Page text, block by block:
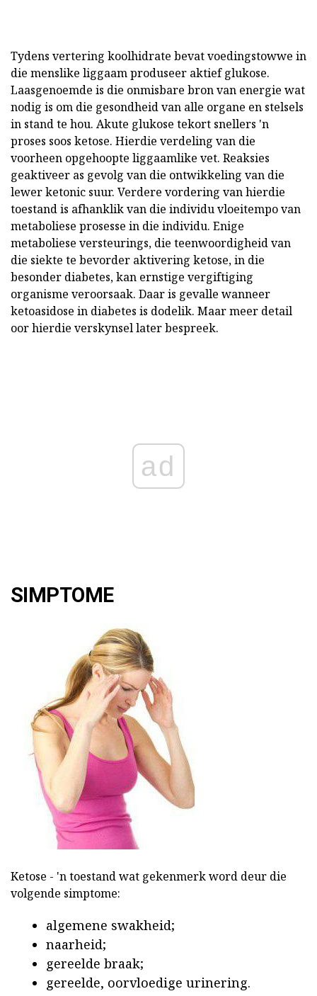
Tydens vertering koolhidrate bevat voedingstowwe in
die menslike liggaam produseer aktief glukose.
Laasgenoemde is die onmisbare bron van energie wat
nodig is om die gesondheid van alle organe en stelsels
in stand te hou. Akute glukose tekort snellers 'n
proses soos ketose. Hierdie verdeling van die
voorheen opgehoopte liggaamlike vet. Reaksies
geaktiveer as gevolg van die ontwikkeling van die
lewer ketonic suur. Verdere vordering van hierdie
toestand is afhanklik van die individu vloeitempo van
metaboliese prosesse in die individu. Enige
metaboliese versteurings, die teenwoordigheid van
die siekte te bevorder aktivering ketose, in die
besonder diabetes, kan ernstige vergiftiging
organisme veroorsaak. Daar is gevalle wanneer
ketoasidose in diabetes is dodelik. Maar meer detail
oor hierdie verskynsel later bespreek.
ad
SIMPTOME
Ketose - 'n toestand wat gekenmerk word deur die
volgende simptome:
algemene swakheid;
naarheid;
gereelde braak;
gereelde, oorvloedige urinering.